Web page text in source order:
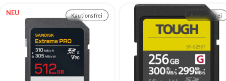
NEU Kautionsfrei Kautionsfrei